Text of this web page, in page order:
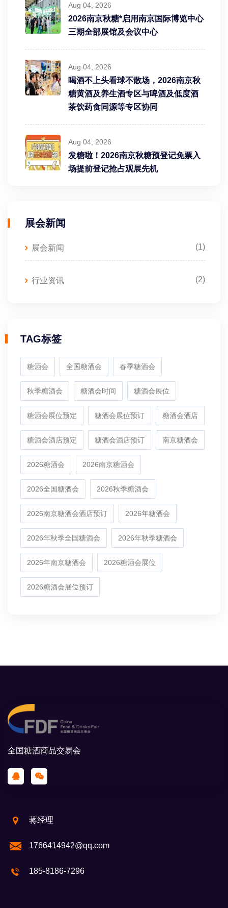
Aug 04, 2026
2026南京秋糖*启用南京国际博览中心
三期全部展馆及会议中心
Aug 04, 2026
喝酒不上头看球不散场，2026南京秋
糖黄酒及养生酒专区与啤酒及低度酒
茶饮药食同源等专区协同
Aug 04, 2026
发糖啦！2026南京秋糖预登记免票入
场提前登记抢占观展先机
展会新闻
展会新闻 (1)
行业资讯 (2)
TAG标签
糖酒会 全国糖酒会 春季糖酒会
秋季糖酒会 糖酒会时间 糖酒会展位
糖酒会展位预定 糖酒会展位预订 糖酒会酒店
糖酒会酒店预定 糖酒会酒店预订 南京糖酒会
2026糖酒会 2026南京糖酒会
2026全国糖酒会 2026秋季糖酒会
2026南京糖酒会酒店预订 2026年糖酒会
2026年秋季全国糖酒会 2026年秋季糖酒会
2026年南京糖酒会 2026糖酒会展位
2026糖酒会展位预订
全国糖酒商品交易会
蒋经理
1766414942@qq.com
185-8186-7296